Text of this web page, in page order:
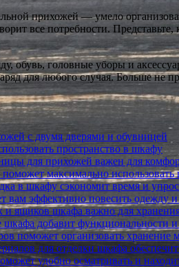
прихожей — умело
все потребности.
обувь, головные уборы и
для любого случая. Больше не
с двумя дверями и обувницей
пространство в шкафу
для прихожей важен для
максимально использовать
в шкафу сэкономит время и
эффективно повесить одежду
ящиков шкафа важно для
добавит функциональности
поможет организовать хранение
для отделки шкафа
удобно осматривать и